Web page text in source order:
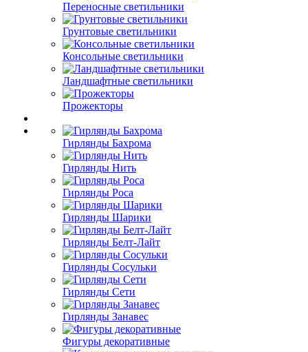
Переносные светильники
Грунтовые светильники
Консольные светильники
Ландшафтные светильники
Прожекторы
Гирлянды Бахрома
Гирлянды Нить
Гирлянды Роса
Гирлянды Шарики
Гирлянды Белт-Лайт
Гирлянды Сосульки
Гирлянды Сети
Гирлянды Занавес
Фигуры декоративные